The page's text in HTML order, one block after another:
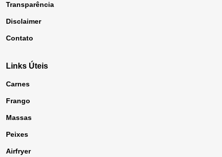
Transparência
Disclaimer
Contato
Links Úteis
Carnes
Frango
Massas
Peixes
Airfryer